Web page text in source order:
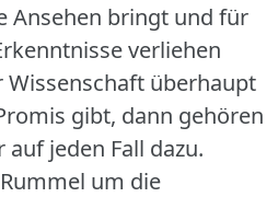
Ansehen bringt und für
verliehen
Wissenschaft überhaupt
gibt, dann gehören
jeden Fall dazu.
um die